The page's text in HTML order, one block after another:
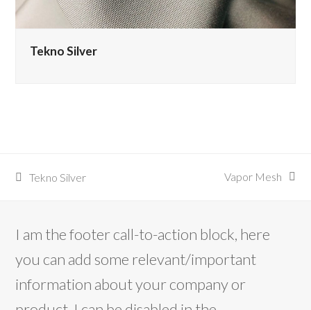
Tekno Silver
post
Tekno Silver
articolo
Vapor Mesh
I am the footer call-to-action block, here
you can add some relevant/important
information about your company or